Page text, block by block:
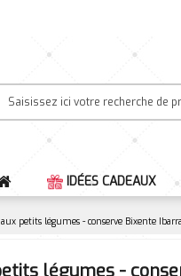
IDÉES CADEAUX
aux petits légumes - conserve Bixente Ibarra
légumes -